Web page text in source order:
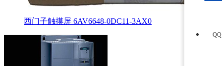
西门子触摸屏 6AV6648-0DC11-3AX0